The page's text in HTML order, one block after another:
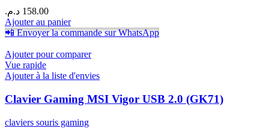
158.00 د.م.
Ajouter au panier
📲 Envoyer la commande sur WhatsApp
Ajouter pour comparer
Vue rapide
Ajouter à la liste d'envies
Clavier Gaming MSI Vigor USB 2.0 (GK71)
claviers souris gaming